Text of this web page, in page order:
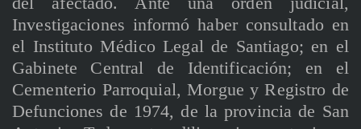
Investigaciones informó haber consultado en
el Instituto Médico Legal de Santiago; en el
Gabinete Central de Identificación; en el
Cementerio Parroquial, Morgue y Registro de
Defunciones de 1974, de la provincia de San